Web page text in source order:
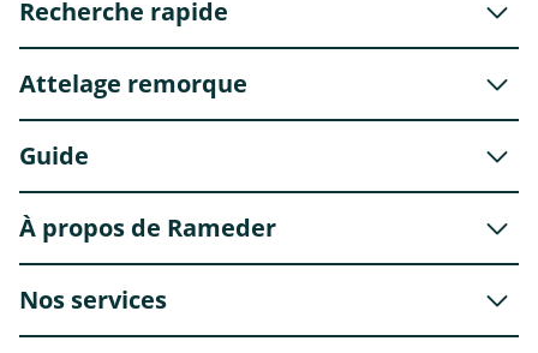
Recherche rapide
Attelage remorque
Guide
À propos de Rameder
Nos services